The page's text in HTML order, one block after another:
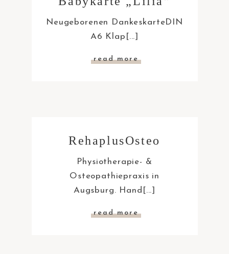
Neugeborenen DankeskarteDIN
A6 Klap[...]
read more
RehaplusOsteo
Physiotherapie- &
Osteopathiepraxis in
Augsburg. Hand[...]
read more